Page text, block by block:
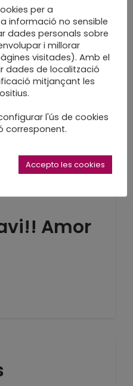
de
Amor
per a
informació no sensible
dades personals sobre
i millorar
visitades). Amb el
dades de localització
mitjançant les
l'ús de cookies
corresponent.
Accepto les cookies